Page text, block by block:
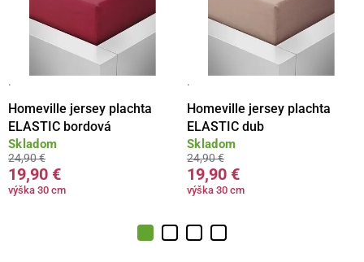
·
Homeville jersey plachta
ELASTIC bordová
Skladom
24,90 €
19,90 €
výška 30 cm
·
Homeville jersey plachta
ELASTIC dub
Skladom
24,90 €
19,90 €
výška 30 cm